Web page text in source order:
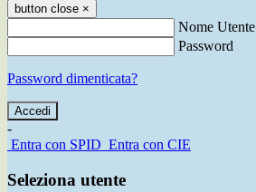
button close ×
Nome Utente
Password
Password dimenticata?
-
Entra con SPID Entra con CIE
Seleziona utente